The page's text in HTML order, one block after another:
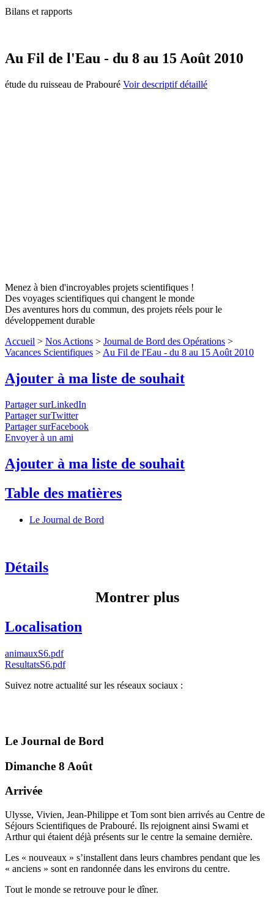
Bilans et rapports
Au Fil de l'Eau - du 8 au 15 Août 2010
étude du ruisseau de Prabouré Voir descriptif détaillé
Menez à bien d'incroyables projets scientifiques !
Des voyages scientifiques qui changent le monde
Des aventures hors du commun, des projets réels pour le
développement durable
Accueil > Nos Actions > Journal de Bord des Opérations >
Vacances Scientifiques > Au Fil de l'Eau - du 8 au 15 Août 2010
Ajouter à ma liste de souhait
Partager surLinkedIn
Partager surTwitter
Partager surFacebook
Envoyer à un ami
Ajouter à ma liste de souhait
Table des matières
Le Journal de Bord
Détails
Montrer plus
Localisation
animauxS6.pdf
ResultatsS6.pdf
Suivez notre actualité sur les réseaux sociaux :
Le Journal de Bord
Dimanche 8 Août
Arrivée
Ulysse, Vivien, Jean-Philippe et Tom sont bien arrivés au Centre de
Séjours Scientifiques de Prabouré. Ils rejoignent ainsi Swami et
Arthur qui étaient déjà présents sur le centre la semaine dernière.
Les « nouveaux » s’installent dans leurs chambres pendant que les
« anciens » sont en randonnée dans les environs du centre.
Tout le monde se retrouve pour le dîner.